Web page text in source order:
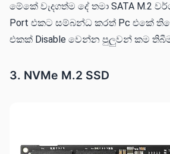
මේකේ වැදගත්ම දේ තමා SATA M.2
Port එකට සම්බන්ධ කරත් Pc එකේ
එකක් Disable වෙන්න පුලුවන් කම
3. NVMe M.2 SSD